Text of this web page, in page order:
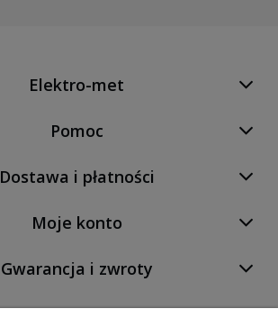
Elektro-met
Pomoc
Dostawa i płatności
Moje konto
Gwarancja i zwroty